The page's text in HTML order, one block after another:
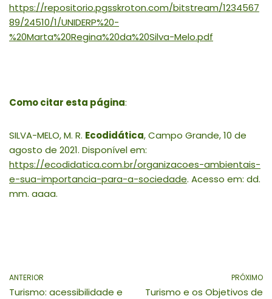
https://repositorio.pgsskroton.com/bitstream/1234567
89/24510/1/UNIDERP%20-
%20Marta%20Regina%20da%20Silva-Melo.pdf
Como citar esta página:
SILVA-MELO, M. R. Ecodidática, Campo Grande, 10 de
agosto de 2021. Disponível em:
https://ecodidatica.com.br/organizacoes-ambientais-
e-sua-importancia-para-a-sociedade. Acesso em: dd.
mm. aaaa.
ANTERIOR
Turismo: acessibilidade e
PRÓXIMO
Turismo e os Objetivos de